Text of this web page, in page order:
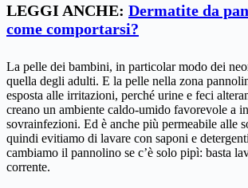
LEGGI ANCHE: Dermatite da
come comportarsi?
La pelle dei bambini, in particolar modo dei
quella degli adulti. E la pelle nella zona
esposta alle irritazioni, perché urine e feci
creano un ambiente caldo-umido favorevole a
sovrainfezioni. Ed è anche più permeabile alle
quindi evitiamo di lavare con saponi e
cambiamo il pannolino se c’è solo pipì: basta
corrente.